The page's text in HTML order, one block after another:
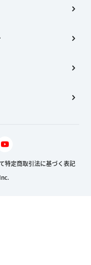
特定商取引法に基づく表記